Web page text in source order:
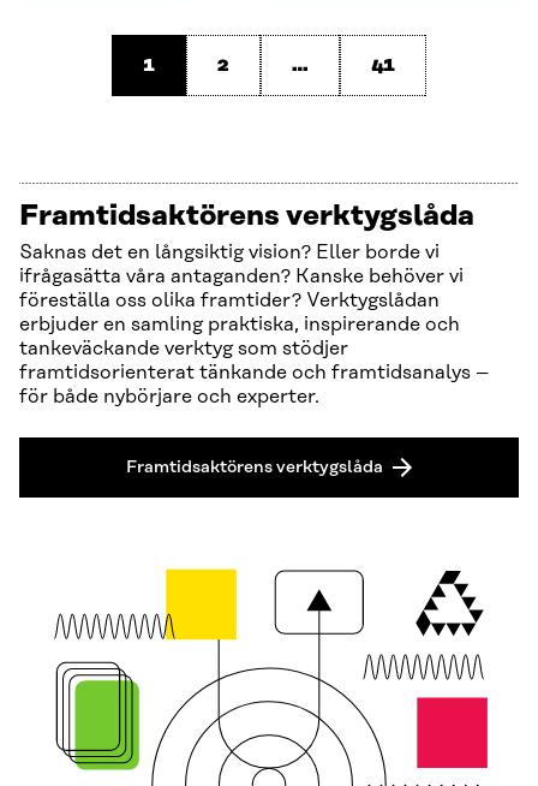
1 2 … 41
Framtids­aktörens verktygslåda
Saknas det en långsiktig vision? Eller borde vi
ifrågasätta våra antaganden? Kanske behöver vi
föreställa oss olika framtider? Verktygslådan
erbjuder en samling praktiska, inspirerande och
tankeväckande verktyg som stödjer
framtidsorienterat tänkande och framtidsanalys –
för både nybörjare och experter.
Framtids­aktörens verktygslåda